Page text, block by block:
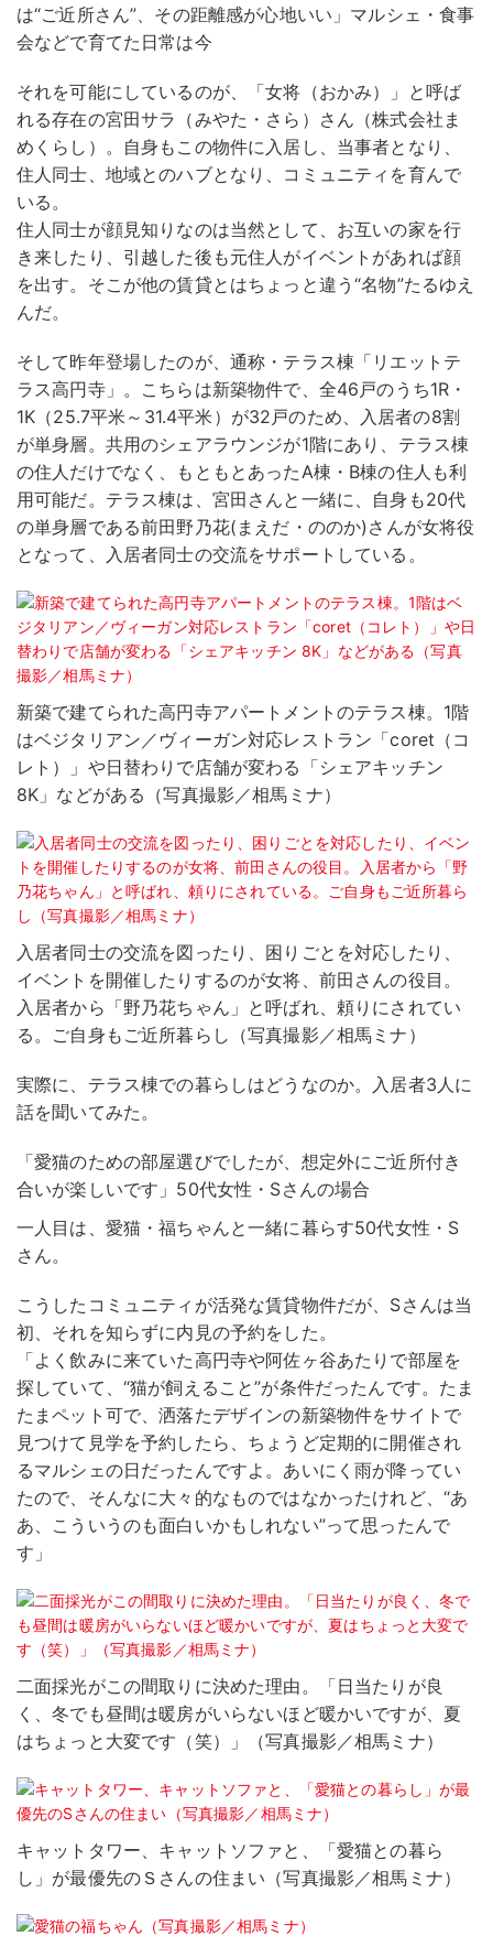
は“ご近所さん”、その距離感が心地いい」マルシェ・食事
会などで育てた日常は今
それを可能にしているのが、「女将（おかみ）」と呼ば
れる存在の宮田サラ（みやた・さら）さん（株式会社ま
めくらし）。自身もこの物件に入居し、当事者となり、
住人同士、地域とのハブとなり、コミュニティを育んで
いる。
住人同士が顔見知りなのは当然として、お互いの家を行
き来したり、引越した後も元住人がイベントがあれば顔
を出す。そこが他の賃貸とはちょっと違う“名物”たるゆえ
んだ。
そして昨年登場したのが、通称・テラス棟「リエットテ
ラス高円寺」。こちらは新築物件で、全46戸のうち1R・
1K（25.7平米～31.4平米）が32戸のため、入居者の8割
が単身層。共用のシェアラウンジが1階にあり、テラス棟
の住人だけでなく、もともとあったA棟・B棟の住人も利
用可能だ。テラス棟は、宮田さんと一緒に、自身も20代
の単身層である前田野乃花(まえだ・ののか)さんが女将役
となって、入居者同士の交流をサポートしている。
新築で建てられた高円寺アパートメントのテラス棟。1階
はベジタリアン／ヴィーガン対応レストラン「coret（コ
レト）」や日替わりで店舗が変わる「シェアキッチン
8K」などがある（写真撮影／相馬ミナ）
入居者同士の交流を図ったり、困りごとを対応したり、
イベントを開催したりするのが女将、前田さんの役目。
入居者から「野乃花ちゃん」と呼ばれ、頼りにされてい
る。ご自身もご近所暮らし（写真撮影／相馬ミナ）
実際に、テラス棟での暮らしはどうなのか。入居者3人に
話を聞いてみた。
「愛猫のための部屋選びでしたが、想定外にご近所付き
合いが楽しいです」50代女性・Sさんの場合
一人目は、愛猫・福ちゃんと一緒に暮らす50代女性・S
さん。
こうしたコミュニティが活発な賃貸物件だが、Sさんは当
初、それを知らずに内見の予約をした。
「よく飲みに来ていた高円寺や阿佐ヶ谷あたりで部屋を
探していて、“猫が飼えること”が条件だったんです。たま
たまペット可で、洒落たデザインの新築物件をサイトで
見つけて見学を予約したら、ちょうど定期的に開催され
るマルシェの日だったんですよ。あいにく雨が降ってい
たので、そんなに大々的なものではなかったけれど、“あ
あ、こういうのも面白いかもしれない”って思ったんで
す」
二面採光がこの間取りに決めた理由。「日当たりが良
く、冬でも昼間は暖房がいらないほど暖かいですが、夏
はちょっと大変です（笑）」（写真撮影／相馬ミナ）
キャットタワー、キャットソファと、「愛猫との暮ら
し」が最優先のＳさんの住まい（写真撮影／相馬ミナ）